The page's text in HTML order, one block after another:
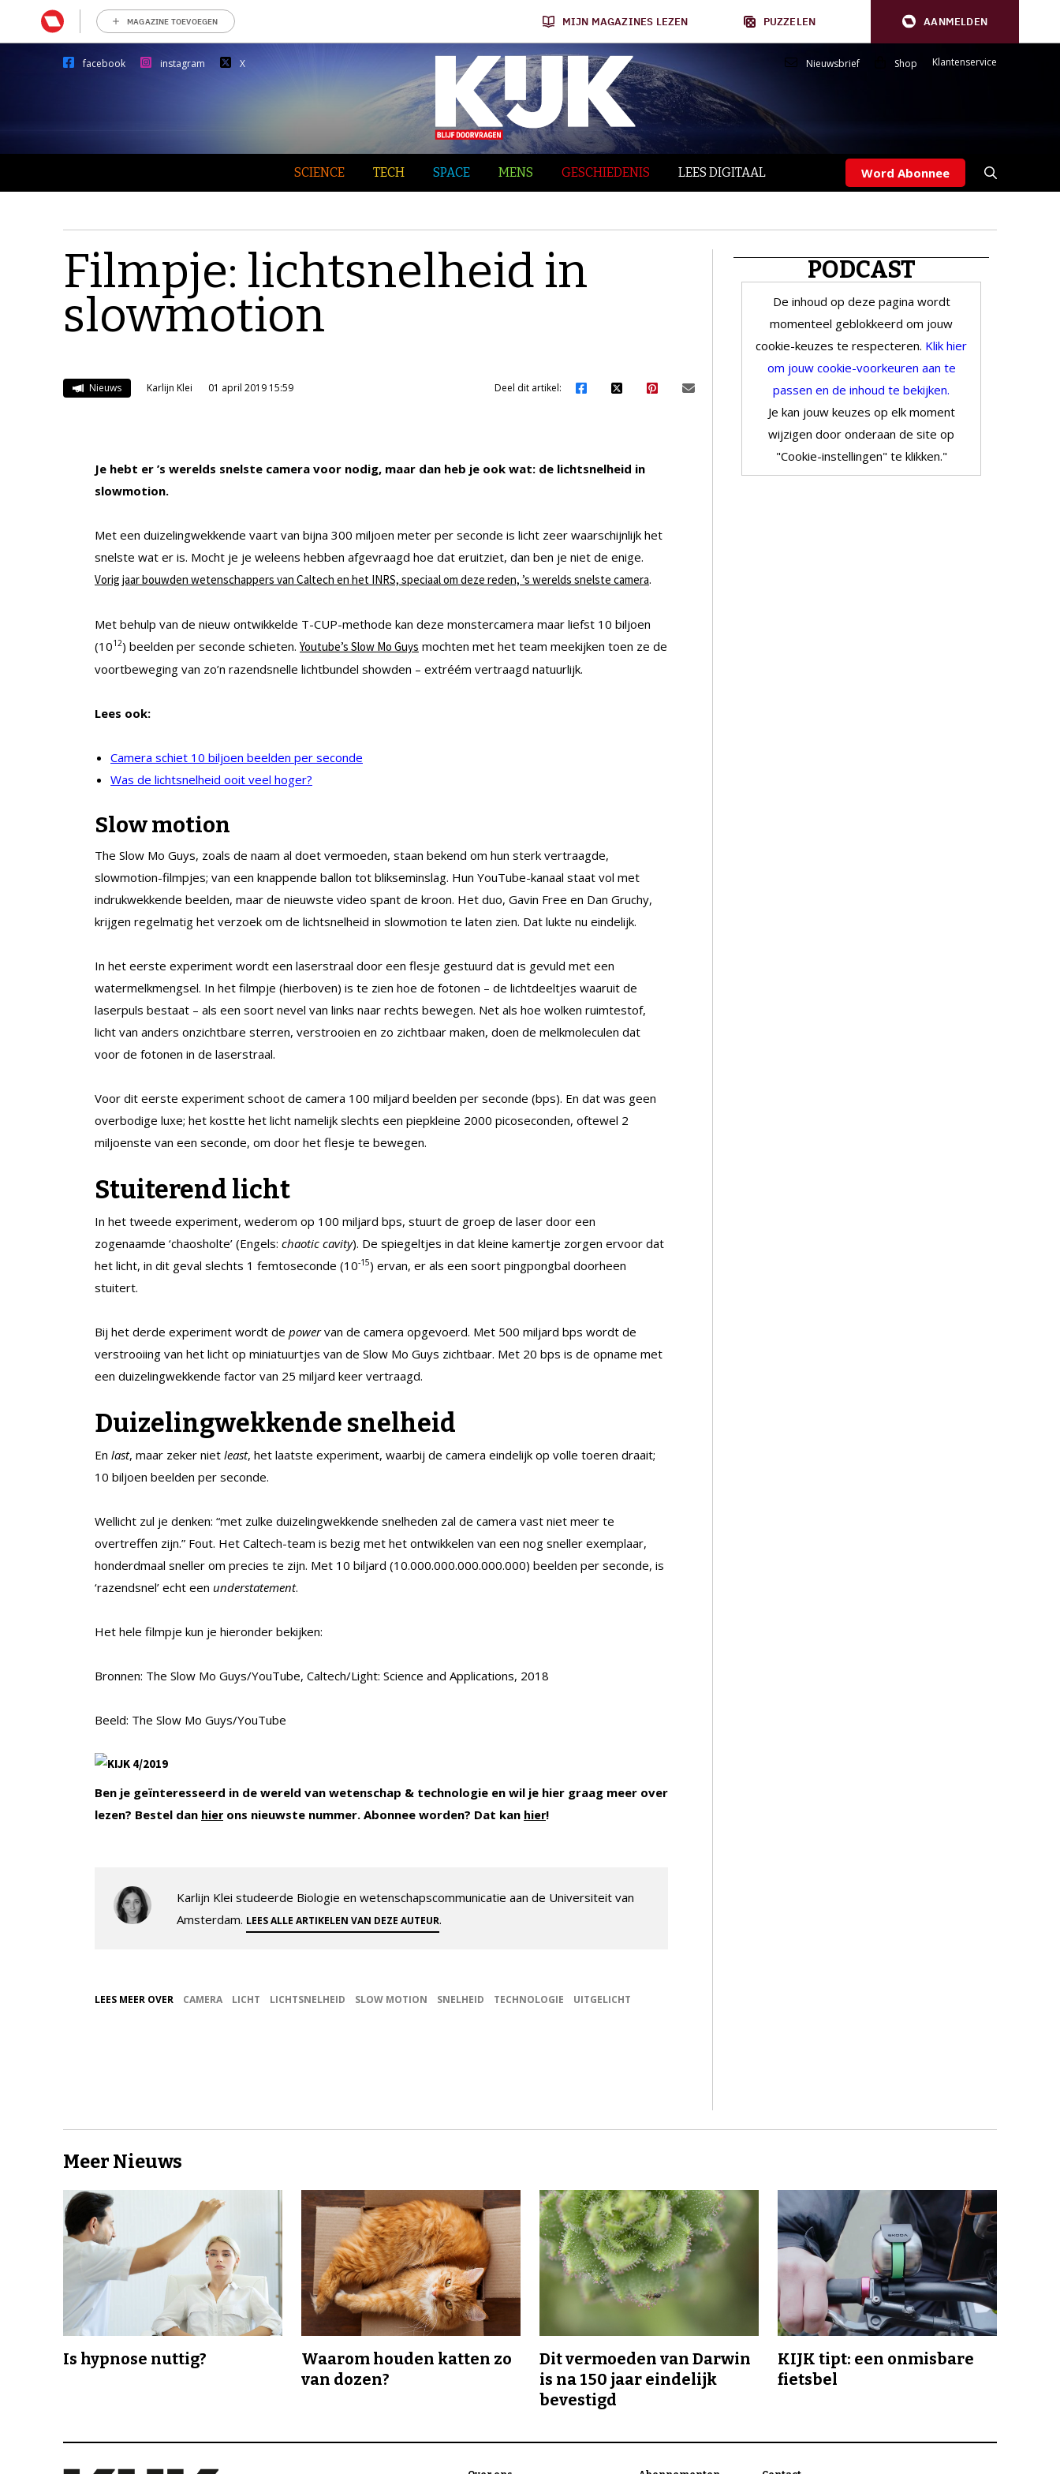
MAGAZINE TOEVOEGEN MIJN MAGAZINES LEZEN PUZZELEN AANMELDEN
facebook instagram X Nieuwsbrief Shop Klantenservice
SCIENCE TECH SPACE MENS GESCHIEDENIS LEES DIGITAAL Word Abonnee
Filmpje: lichtsnelheid in
slowmotion
Nieuws Karlijn Klei 01 april 2019 15:59 Deel dit artikel:
Je hebt er ’s werelds snelste camera voor nodig, maar dan heb je ook wat: de lichtsnelheid in
slowmotion.
Met een duizelingwekkende vaart van bijna 300 miljoen meter per seconde is licht zeer waarschijnlijk het
snelste wat er is. Mocht je je weleens hebben afgevraagd hoe dat eruitziet, dan ben je niet de enige.
Vorig jaar bouwden wetenschappers van Caltech en het INRS, speciaal om deze reden, ’s werelds snelste camera.
Met behulp van de nieuw ontwikkelde T-CUP-methode kan deze monstercamera maar liefst 10 biljoen
(1012) beelden per seconde schieten. Youtube’s Slow Mo Guys mochten met het team meekijken toen ze de
voortbeweging van zo’n razendsnelle lichtbundel showden – extréém vertraagd natuurlijk.
Lees ook:
Camera schiet 10 biljoen beelden per seconde
Was de lichtsnelheid ooit veel hoger?
Slow motion
The Slow Mo Guys, zoals de naam al doet vermoeden, staan bekend om hun sterk vertraagde,
slowmotion-filmpjes; van een knappende ballon tot blikseminslag. Hun YouTube-kanaal staat vol met
indrukwekkende beelden, maar de nieuwste video spant de kroon. Het duo, Gavin Free en Dan Gruchy,
krijgen regelmatig het verzoek om de lichtsnelheid in slowmotion te laten zien. Dat lukte nu eindelijk.
In het eerste experiment wordt een laserstraal door een flesje gestuurd dat is gevuld met een
watermelkmengsel. In het filmpje (hierboven) is te zien hoe de fotonen – de lichtdeeltjes waaruit de
laserpuls bestaat – als een soort nevel van links naar rechts bewegen. Net als hoe wolken ruimtestof,
licht van anders onzichtbare sterren, verstrooien en zo zichtbaar maken, doen de melkmoleculen dat
voor de fotonen in de laserstraal.
Voor dit eerste experiment schoot de camera 100 miljard beelden per seconde (bps). En dat was geen
overbodige luxe; het kostte het licht namelijk slechts een piepkleine 2000 picoseconden, oftewel 2
miljoenste van een seconde, om door het flesje te bewegen.
Stuiterend licht
In het tweede experiment, wederom op 100 miljard bps, stuurt de groep de laser door een
zogenaamde ‘chaosholte’ (Engels: chaotic cavity). De spiegeltjes in dat kleine kamertje zorgen ervoor dat
het licht, in dit geval slechts 1 femtoseconde (10-15) ervan, er als een soort pingpongbal doorheen
stuitert.
Bij het derde experiment wordt de powervan de camera opgevoerd. Met 500 miljard bps wordt de
verstrooiing van het licht op miniatuurtjes van de Slow Mo Guys zichtbaar. Met 20 bps is de opname met
een duizelingwekkende factor van 25 miljard keer vertraagd.
Duizelingwekkende snelheid
En last, maar zeker niet least, het laatste experiment, waarbij de camera eindelijk op volle toeren draait;
10 biljoen beelden per seconde.
Wellicht zul je denken: “met zulke duizelingwekkende snelheden zal de camera vast niet meer te
overtreffen zijn.” Fout. Het Caltech-team is bezig met het ontwikkelen van een nog sneller exemplaar,
honderdmaal sneller om precies te zijn. Met 10 biljard (10.000.000.000.000.000) beelden per seconde, is
‘razendsnel’ echt een understatement.
Het hele filmpje kun je hieronder bekijken:
Bronnen: The Slow Mo Guys/YouTube, Caltech/Light: Science and Applications, 2018
Beeld: The Slow Mo Guys/YouTube
Ben je geïnteresseerd in de wereld van wetenschap & technologie en wil je hier graag meer over
lezen? Bestel dan hier ons nieuwste nummer. Abonnee worden? Dat kan hier!
Karlijn Klei studeerde Biologie en wetenschapscommunicatie aan de Universiteit van
Amsterdam. LEES ALLE ARTIKELEN VAN DEZE AUTEUR.
LEES MEER OVER CAMERA LICHT LICHTSNELHEID SLOW MOTION SNELHEID TECHNOLOGIE UITGELICHT
PODCAST
De inhoud op deze pagina wordt
momenteel geblokkeerd om jouw
cookie-keuzes te respecteren. Klik hier
om jouw cookie-voorkeuren aan te
passen en de inhoud te bekijken.
Je kan jouw keuzes op elk moment
wijzigen door onderaan de site op
"Cookie-instellingen" te klikken."
Meer Nieuws
Is hypnose nuttig?
Waarom houden katten zo
van dozen?
Dit vermoeden van Darwin
is na 150 jaar eindelijk
bevestigd
KIJK tipt: een onmisbare
fietsbel